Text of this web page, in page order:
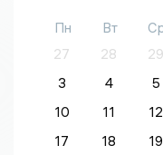
Пн Вт
27
28 29
3
4 5
10
11 12
17
18 19